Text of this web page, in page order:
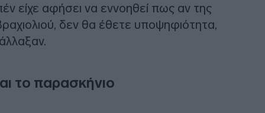
είχε αφήσει να εννοηθεί πως αν της
δεν θα έθετε υποψηφιότητα,
το παρασκήνιο